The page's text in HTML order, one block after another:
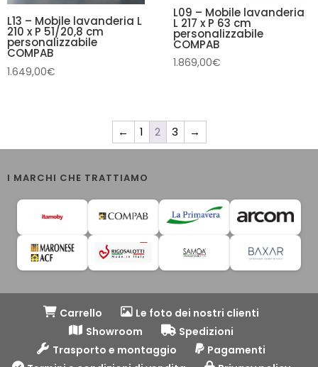
L13 – Mobile lavanderia L
210 x P 51/20,8 cm
personalizzabile
COMPAB
1.649,00€
L09 – Mobile lavanderia
L 217 x P 63 cm
personalizzabile
COMPAB
1.869,00€
← 1 2 3 →
I MARCHI CHE TRATTIAMO
Carrello
Le foto dei nostri clienti
Showroom
Spedizioni
Trasporto e montaggio
Pagamenti